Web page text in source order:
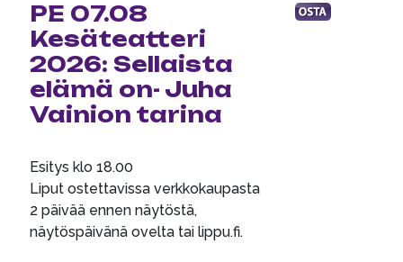
PE 07.08
Kesäteatteri
2026: Sellaista
elämä on- Juha
Vainion tarina
Esitys klo 18.00
Liput ostettavissa verkkokaupasta
2 päivää ennen näytöstä,
näytöspäivänä ovelta tai lippu.fi.